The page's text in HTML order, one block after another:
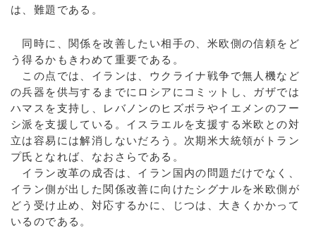
は、難題である。
同時に、関係を改善したい相手の、米欧側の信頼をど
う得るかもきわめて重要である。
この点では、イランは、ウクライナ戦争で無人機など
の兵器を供与するまでにロシアにコミットし、ガザでは
ハマスを支持し、レバノンのヒズボラやイエメンのフー
シ派を支援している。イスラエルを支援する米欧との対
立は容易には解消しないだろう。次期米大統領がトラン
プ氏となれば、なおさらである。
イラン改革の成否は、イラン国内の問題だけでなく、
イラン側が出した関係改善に向けたシグナルを米欧側が
どう受け止め、対応するかに、じつは、大きくかかって
いるのである。